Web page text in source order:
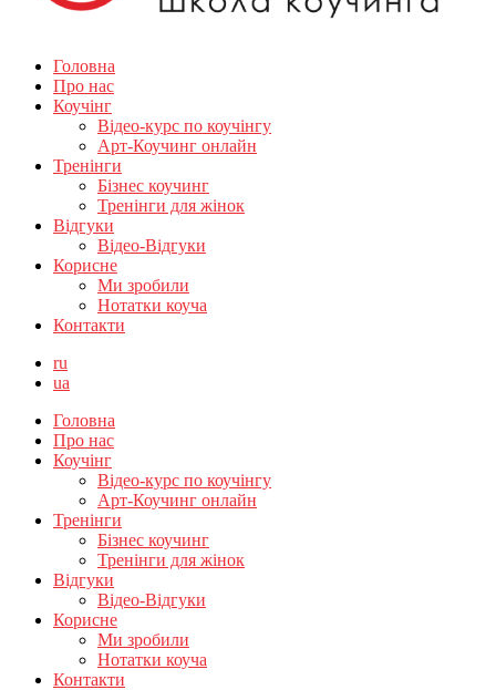
Головна
Про нас
Коучінг
Відео-курс по коучінгу
Арт-Коучинг онлайн
Тренінги
Бізнес коучинг
Тренінги для жінок
Відгуки
Відео-Відгуки
Корисне
Ми зробили
Нотатки коуча
Контакти
ru
ua
Головна
Про нас
Коучінг
Відео-курс по коучінгу
Арт-Коучинг онлайн
Тренінги
Бізнес коучинг
Тренінги для жінок
Відгуки
Відео-Відгуки
Корисне
Ми зробили
Нотатки коуча
Контакти